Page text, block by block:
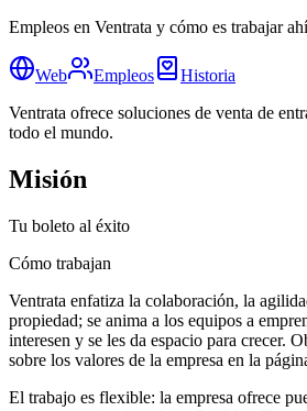
Empleos en Ventrata y cómo es trabajar
Web Empleos
Historia
Ventrata ofrece soluciones de venta de
todo el mundo.
Misión
Tu boleto al éxito
Cómo trabajan
Ventrata enfatiza la colaboración, la
propiedad; se anima a los equipos a
interesen y se les da espacio para crecer.
sobre los valores de la empresa en la
El trabajo es flexible: la empresa ofrece